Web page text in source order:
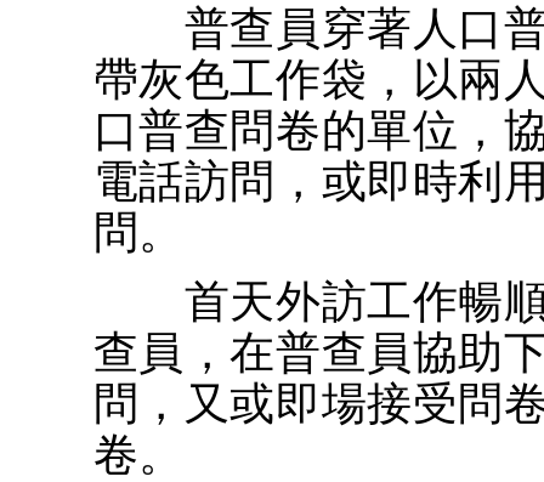
普查員穿著人口普
帶灰色工作袋，以兩
口普查問卷的單位，
電話訪問，或即時利
問。
首天外訪工作暢順
查員，在普查員協助
問，又或即場接受問
卷。